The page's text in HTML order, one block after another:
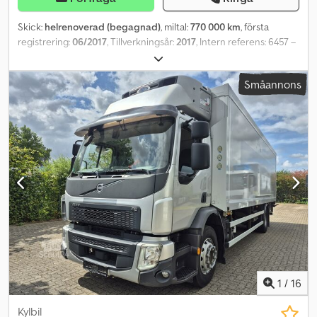
Skick: helrenoverad (begagnad), miltal:770 000 km, första
registrering:06/2017, Tillverkningsår:2017, Intern referens: 6457 –
Beskrivning: - Volvo FE 320, 3-axlig dragbil med flak - Årsmodell
2017 - Cirka 750 000 km - Automatisk växellåda med förstärkt
motorbroms - Första axeln är en bladfjädrad axel, andra och tredje
axeln är däckförsedda - Utrustning: - 9,60 meter långt franskt flak
utan sidostycken, med dörrar och elektrisk bakgavellyft, fast tak.
Crodpfx Aszpbu Esayjf
Småannons
1 / 16
Kylbil